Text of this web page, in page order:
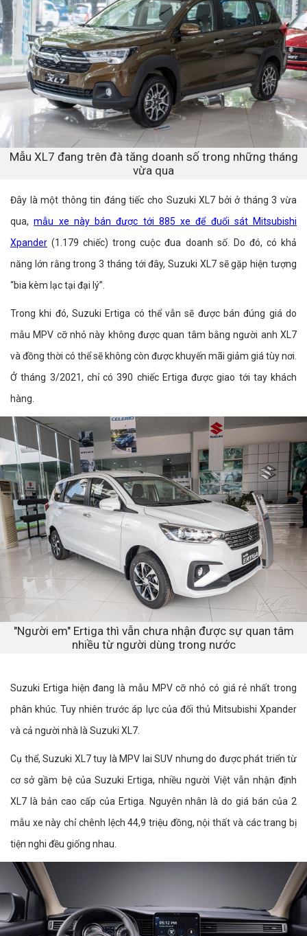
Mẫu XL7 đang trên đà tăng doanh số trong những tháng
vừa qua
Đây là một thông tin đáng tiếc cho Suzuki XL7 bởi ở tháng 3 vừa
qua,mẫu xe này bán được tới 885 xe để đuổi sát Mitsubishi
Xpander (1.179 chiếc) trong cuộc đua doanh số. Do đó, có khả
năng lớn rằng trong 3 tháng tới đây, Suzuki XL7 sẽ gặp hiện tượng
“bia kèm lạc tại đại lý”.
Trong khi đó, Suzuki Ertiga có thể vẫn sẽ được bán đúng giá do
mẫu MPV cỡ nhỏ này không được quan tâm bằng người anh XL7
và đồng thời có thể sẽ không còn được khuyến mãi giảm giá tùy nơi.
Ở tháng 3/2021, chỉ có 390 chiếc Ertiga được giao tới tay khách
hàng.
"Người em" Ertiga thì vẫn chưa nhận được sự quan tâm
nhiều từ người dùng trong nước
Suzuki Ertiga hiện đang là mẫu MPV cỡ nhỏ có giá rẻ nhất trong
phân khúc. Tuy nhiên trước áp lực của đối thủ Mitsubishi Xpander
và cả người nhà là Suzuki XL7.
Cụ thể, Suzuki XL7 tuy là MPV lai SUV nhưng do được phát triển từ
cơ sở gầm bệ của Suzuki Ertiga, nhiều người Việt vẫn nhận định
XL7 là bản cao cấp của Ertiga. Nguyên nhân là do giá bán của 2
mẫu xe này chỉ chênh lệch 44,9 triệu đồng, nội thất và các trang bị
tiện nghi đều giống nhau.